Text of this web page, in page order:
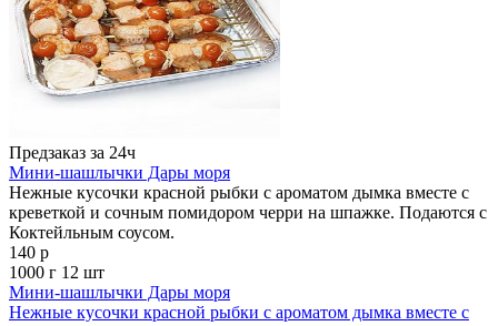
Предзаказ за 24ч
Мини-шашлычки Дары моря
Нежные кусочки красной рыбки с ароматом дымка вместе с
креветкой и сочным помидором черри на шпажке. Подаются с
Коктейльным соусом.
140 р
1000 г 12 шт
Мини-шашлычки Дары моря
Нежные кусочки красной рыбки с ароматом дымка вместе с